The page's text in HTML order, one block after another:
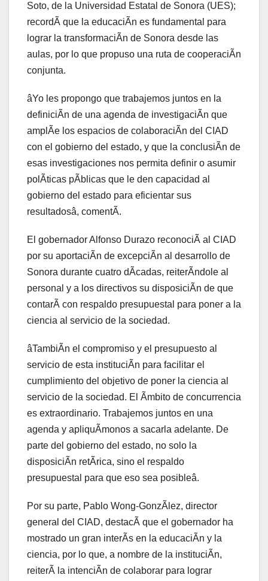
Soto, de la Universidad Estatal de Sonora (UES);
recordÃ que la educaciÃn es fundamental para
lograr la transformaciÃn de Sonora desde las
aulas, por lo que propuso una ruta de cooperaciÃn
conjunta.
âYo les propongo que trabajemos juntos en la
definiciÃn de una agenda de investigaciÃn que
amplÃe los espacios de colaboraciÃn del CIAD
con el gobierno del estado, y que la conclusiÃn de
esas investigaciones nos permita definir o asumir
polÃticas pÃblicas que le den capacidad al
gobierno del estado para eficientar sus
resultadosâ, comentÃ.
El gobernador Alfonso Durazo reconociÃ al CIAD
por su aportaciÃn de excepciÃn al desarrollo de
Sonora durante cuatro dÃcadas, reiterÃndole al
personal y a los directivos su disposiciÃn de que
contarÃ con respaldo presupuestal para poner a la
ciencia al servicio de la sociedad.
âTambiÃn el compromiso y el presupuesto al
servicio de esta instituciÃn para facilitar el
cumplimiento del objetivo de poner la ciencia al
servicio de la sociedad. El Ãmbito de concurrencia
es extraordinario. Trabajemos juntos en una
agenda y apliquÃmonos a sacarla adelante. De
parte del gobierno del estado, no solo la
disposiciÃn retÃrica, sino el respaldo
presupuestal para que eso sea posibleâ.
Por su parte, Pablo Wong-GonzÃlez, director
general del CIAD, destacÃ que el gobernador ha
mostrado un gran interÃs en la educaciÃn y la
ciencia, por lo que, a nombre de la instituciÃn,
reiterÃ la intenciÃn de colaborar para lograr